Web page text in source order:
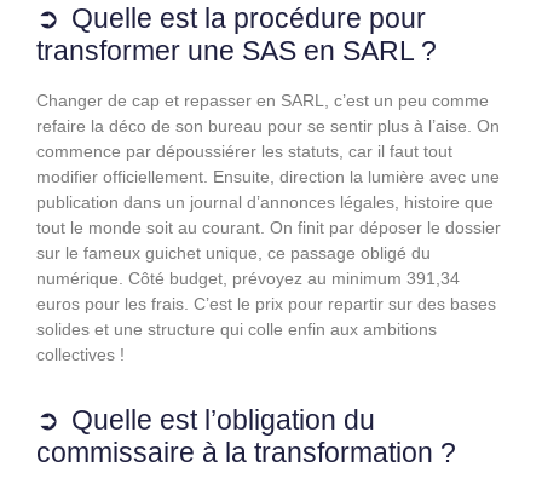
Quelle est la procédure pour
transformer une SAS en SARL ?
Changer de cap et repasser en SARL, c’est un peu comme
refaire la déco de son bureau pour se sentir plus à l’aise. On
commence par dépoussiérer les statuts, car il faut tout
modifier officiellement. Ensuite, direction la lumière avec une
publication dans un journal d’annonces légales, histoire que
tout le monde soit au courant. On finit par déposer le dossier
sur le fameux guichet unique, ce passage obligé du
numérique. Côté budget, prévoyez au minimum 391,34
euros pour les frais. C’est le prix pour repartir sur des bases
solides et une structure qui colle enfin aux ambitions
collectives !
Quelle est l’obligation du
commissaire à la transformation ?